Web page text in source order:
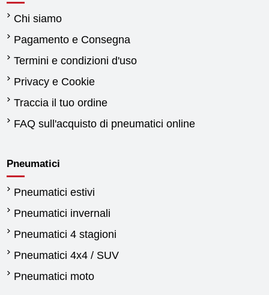
Chi siamo
Pagamento e Consegna
Termini e condizioni d'uso
Privacy e Cookie
Traccia il tuo ordine
FAQ sull'acquisto di pneumatici online
Pneumatici
Pneumatici estivi
Pneumatici invernali
Pneumatici 4 stagioni
Pneumatici 4x4 / SUV
Pneumatici moto